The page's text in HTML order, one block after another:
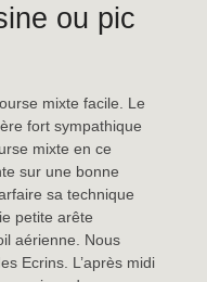
ou pic
mixte facile. Le
fort sympathique
mixte en ce
sur une bonne
sa technique
petite arête
aérienne. Nous
Ecrins. L’après midi